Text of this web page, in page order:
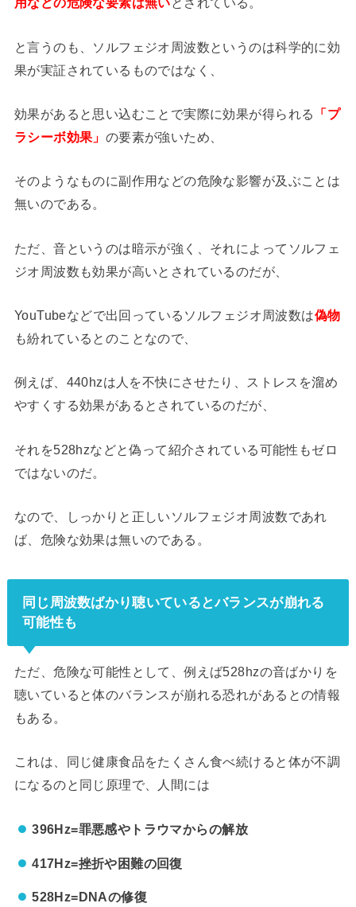
と言うのも、ソルフェジオ周波数というのは科学的に効
果が実証されているものではなく、
効果があると思い込むことで実際に効果が得られる
「プ
ラシーボ効果」 の要素が強いため、
そのようなものに副作用などの危険な影響が及ぶことは
無いのである。
ただ、音というのは暗示が強く、それによってソルフェ
ジオ周波数も効果が高いとされているのだが、
YouTubeなどで出回っているソルフェジオ周波数は偽物
も紛れているとのことなので、
例えば、440hzは人を不快にさせたり、ストレスを溜め
やすくする効果があるとされているのだが、
それを528hzなどと偽って紹介されている可能性もゼロ
ではないのだ。
なので、しっかりと正しいソルフェジオ周波数であれ
ば、危険な効果は無いのである。
同じ周波数ばかり聴いているとバランスが崩れる
可能性も
ただ、危険な可能性として、例えば528hzの音ばかりを
聴いていると体のバランスが崩れる恐れがあるとの情報
もある。
これは、同じ健康食品をたくさん食べ続けると体が不調
になるのと同じ原理で、人間には
396Hz=罪悪感やトラウマからの解放
417Hz=挫折や困難の回復
528Hz=DNAの修復